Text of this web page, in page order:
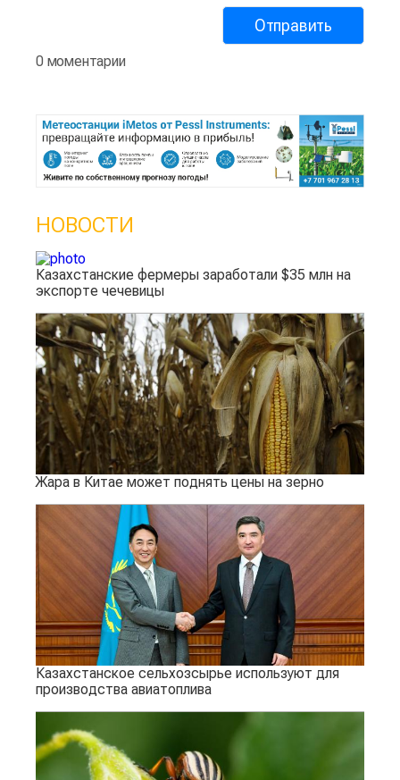
0 моментарии
НОВОСТИ
Казахстанские фермеры заработали $35 млн на
экспорте чечевицы
Жара в Китае может поднять цены на зерно
Казахстанское сельхозсырье используют для
производства авиатоплива